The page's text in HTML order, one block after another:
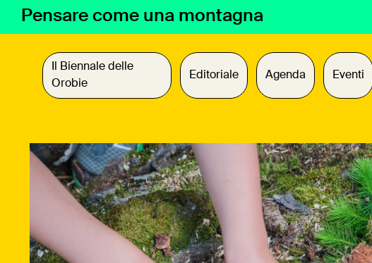
Pensare come una montagna
Il Biennale delle
Orobie
Editoriale Agenda Eventi